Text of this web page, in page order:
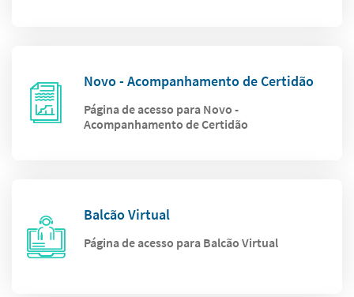
Novo - Acompanhamento de Certidão
Página de acesso para Novo -
Acompanhamento de Certidão
Balcão Virtual
Página de acesso para Balcão Virtual